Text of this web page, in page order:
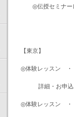
◎伝授セミナー
【東京】
◎体験レッスン
詳細・お申込み
◎体験レッスン